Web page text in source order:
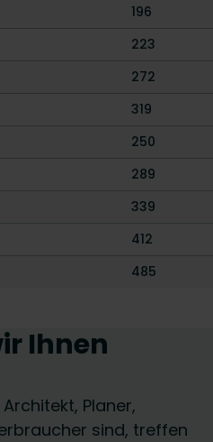
196
223
272
319
250
289
339
412
485
Ihnen
Planer,
sind, treffen